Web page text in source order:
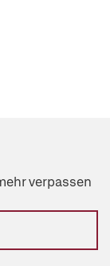
verpassen